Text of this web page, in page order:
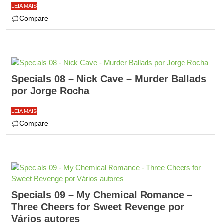
LEIA MAIS
Compare
Specials 08 – Nick Cave – Murder Ballads
por Jorge Rocha
LEIA MAIS
Compare
Specials 09 – My Chemical Romance –
Three Cheers for Sweet Revenge por
Vários autores